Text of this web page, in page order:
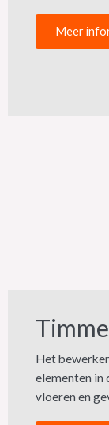
Meer
Het
elementen in
vloeren en